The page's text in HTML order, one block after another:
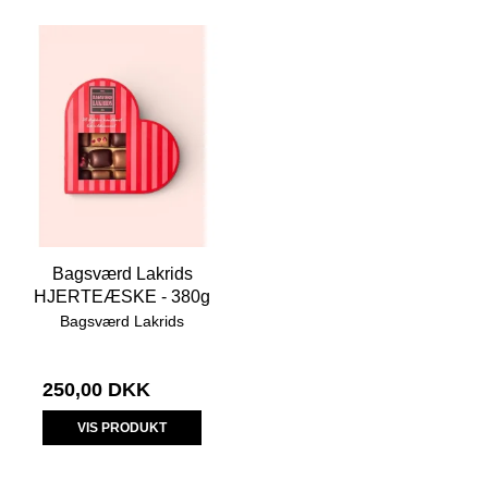
Bagsværd Lakrids
HJERTEÆSKE - 380g
Bagsværd Lakrids
250,00 DKK
VIS PRODUKT